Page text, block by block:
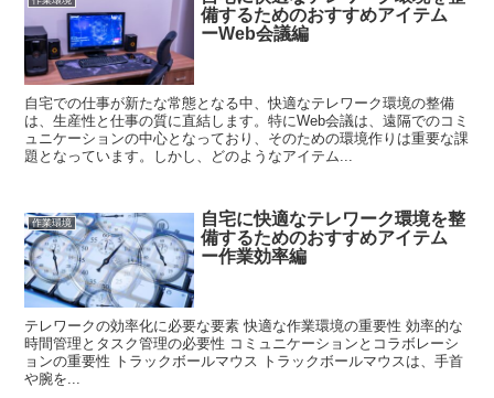
備するためのおすすめアイテム
ーWeb会議編
自宅での仕事が新たな常態となる中、快適なテレワーク環境の整備
は、生産性と仕事の質に直結します。特にWeb会議は、遠隔でのコミ
ュニケーションの中心となっており、そのための環境作りは重要な課
題となっています。しかし、どのようなアイテム...
作業環境
自宅に快適なテレワーク環境を整
備するためのおすすめアイテム
ー作業効率編
テレワークの効率化に必要な要素 快適な作業環境の重要性 効率的な
時間管理とタスク管理の必要性 コミュニケーションとコラボレーシ
ョンの重要性 トラックボールマウス トラックボールマウスは、手首
や腕を...